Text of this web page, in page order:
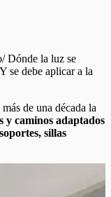
Dónde la luz se
se debe aplicar a la
de una década la
y caminos adaptados
sillas